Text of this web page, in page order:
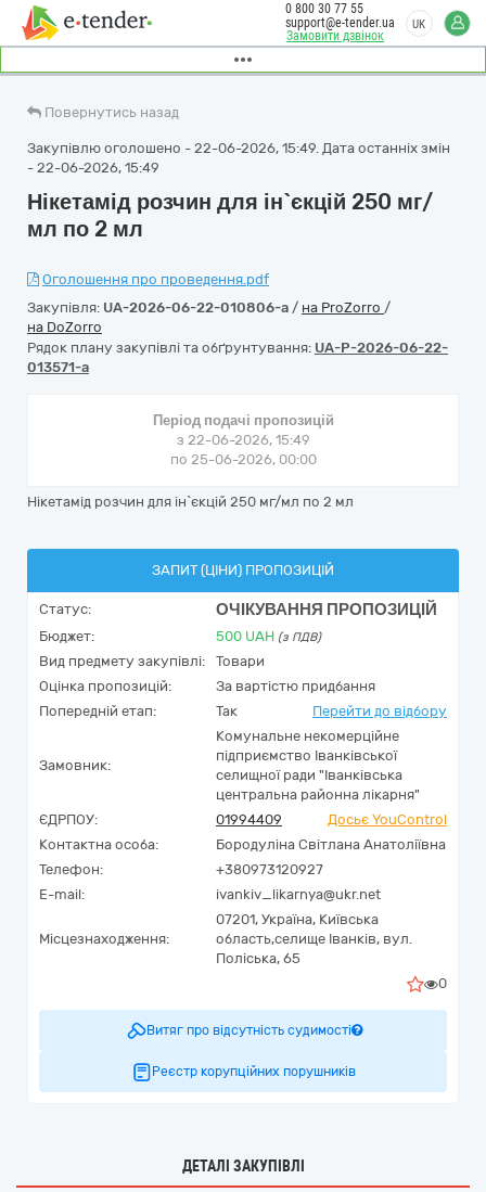
Замовити дзвінок
0 800 30 77 55
support@e-tender.ua
UK
Повернутись назад
Закупівлю оголошено - 22-06-2026, 15:49. Дата останніх змін
- 22-06-2026, 15:49
Нікетамід розчин для ін`єкцій 250 мг/
мл по 2 мл
Оголошення про проведення.pdf
Закупівля: UA-2026-06-22-010806-a / на ProZorro /
на DoZorro
Рядок плану закупівлі та обґрунтування: UA-P-2026-06-22-
013571-a
Період подачі пропозицій
з 22-06-2026, 15:49
по 25-06-2026, 00:00
Нікетамід розчин для ін`єкцій 250 мг/мл по 2 мл
ЗАПИТ (ЦІНИ) ПРОПОЗИЦІЙ
Статус: ОЧІКУВАННЯ ПРОПОЗИЦІЙ
Бюджет: 500 UAH (з ПДВ)
Вид предмету закупівлі:
Товари
Оцінка пропозицій:
За вартістю придбання
Попередній етап:
Так Перейти до відбору
Замовник:
Комунальне некомерційне
підприємство Іванківської
селищної ради "Іванківська
центральна районна лікарня"
ЄДРПОУ:
01994409
Досьє YouControl
Контактна особа:
Бородуліна Світлана Анатоліївна
Телефон:
+380973120927
E-mail:
ivankiv_likarnya@ukr.net
Місцезнаходження:
07201, Україна, Київська
область,селище Іванків, вул.
Поліська, 65
0
Витяг про відсутність судимості
Реєстр корупційних порушників
ДЕТАЛІ ЗАКУПІВЛІ